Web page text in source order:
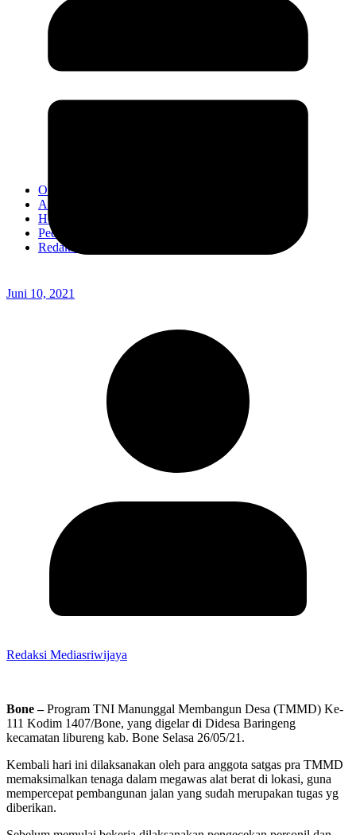
OPINI
Advertorial
Headline
Pedoman Media Ciber
Redaksi
Juni 10, 2021
Redaksi Mediasriwijaya
Bone –Program TNI Manunggal Membangun Desa (TMMD) Ke-
111 Kodim 1407/Bone, yang digelar di Didesa Baringeng
kecamatan libureng kab. Bone Selasa 26/05/21.
Kembali hari ini dilaksanakan oleh para anggota satgas pra TMMD
memaksimalkan tenaga dalam megawas alat berat di lokasi, guna
mempercepat pembangunan jalan yang sudah merupakan tugas yg
diberikan.